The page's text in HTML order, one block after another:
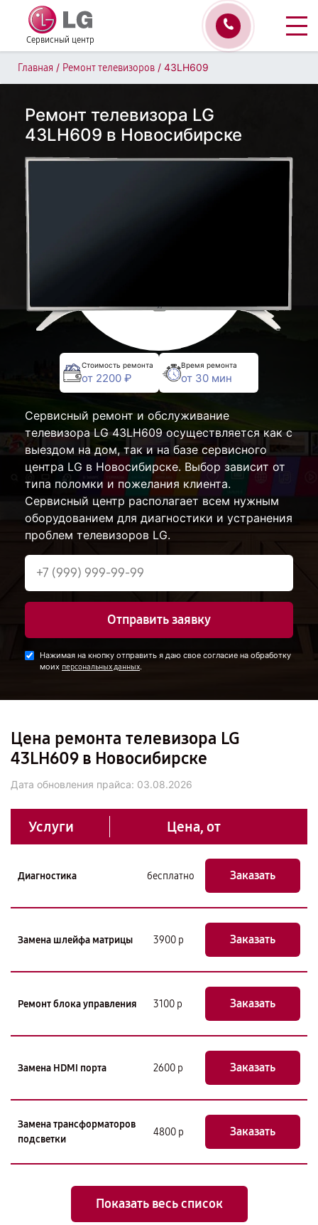
Сервисный центр
Главная / Ремонт телевизоров / 43LH609
Ремонт телевизора LG
43LH609 в Новосибирске
Стоимость ремонта
от 2200 ₽
Время ремонта
от 30 мин
Сервисный ремонт и обслуживание
телевизора LG 43LH609 осуществляется как с
выездом на дом, так и на базе сервисного
центра LG в Новосибирске. Выбор зависит от
типа поломки и пожелания клиента.
Сервисный центр располагает всем нужным
оборудованием для диагностики и устранения
проблем телевизоров LG.
Отправить заявку
Нажимая на кнопку отправить я даю свое согласие на обработку
моих персональных данных.
Цена ремонта телевизора LG
43LH609 в Новосибирске
Дата обновления прайса: 03.08.2026
Услуги Цена, от
Диагностика бесплатно Заказать
Замена шлейфа матрицы 3900 р Заказать
Ремонт блока управления 3100 р Заказать
Замена HDMI порта 2600 р Заказать
Замена трансформаторов
подсветки
4800 р Заказать
Показать весь список